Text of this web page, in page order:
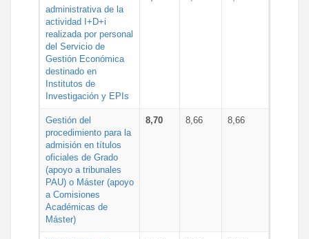
administrativa de la
actividad I+D+i
realizada por personal
del Servicio de
Gestión Económica
destinado en
Institutos de
Investigación y EPIs
Gestión del
procedimiento para la
admisión en títulos
oficiales de Grado
(apoyo a tribunales
PAU) o Máster (apoyo
a Comisiones
Académicas de
Máster)
8,70 8,66 8,66